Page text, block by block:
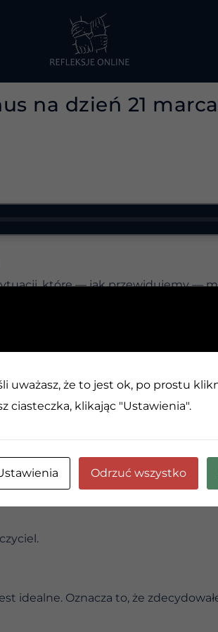
na dzień 21 marca
które — jak przewidujemy —
doświadczenia. A jednak ból
to nie tylko że go przetrwamy —
Zmusza nas do
życiu. Często to właśnie trudne
jako ludzi. Przypomina nam, że
empatię. Sprawia, że łatwiej
akceptować, pojawia się coś
stać się przygotowaniem do
idealne. Oznacza to, że
uważasz, że to jest ok, po prostu
ciasteczka, klikając "Ustawienia".
Odrzuć wszystko